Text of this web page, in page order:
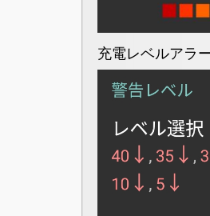
充電レベルアラ